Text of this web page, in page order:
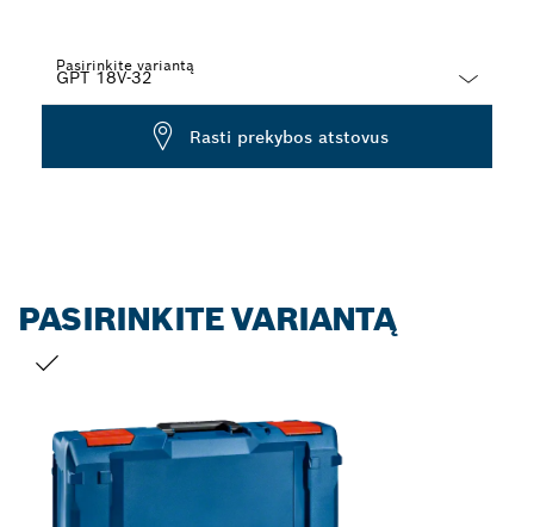
Pasirinkite variantą
Rasti prekybos atstovus
PASIRINKITE VARIANTĄ